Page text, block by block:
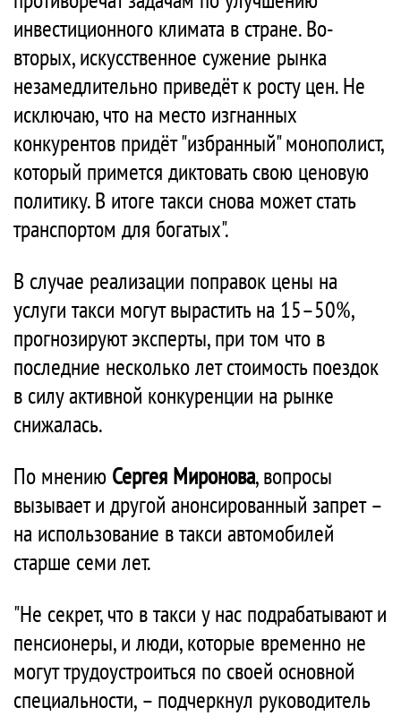
инвестиционного климата в стране. Во-
вторых, искусственное сужение рынка
незамедлительно приведёт к росту цен. Не
исключаю, что на место изгнанных
конкурентов придёт "избранный" монополист,
который примется диктовать свою ценовую
политику. В итоге такси снова может стать
транспортом для богатых".
В случае реализации поправок цены на
услуги такси могут вырастить на 15–50%,
прогнозируют эксперты, при том что в
последние несколько лет стоимость поездок
в силу активной конкуренции на рынке
снижалась.
По мнению Сергея Миронова, вопросы
вызывает и другой анонсированный запрет –
на использование в такси автомобилей
старше семи лет.
"Не секрет, что в такси у нас подрабатывают и
пенсионеры, и люди, которые временно не
могут трудоустроиться по своей основной
специальности, – подчеркнул руководитель